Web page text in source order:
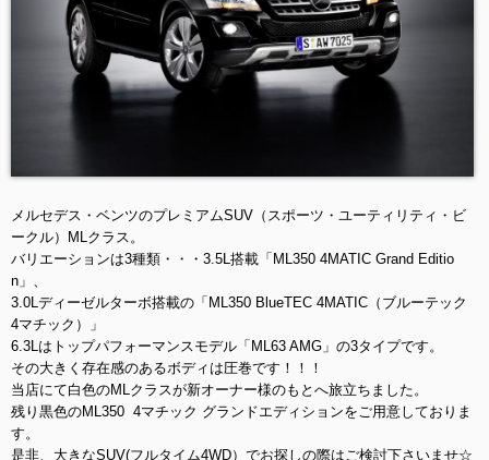
メルセデス・ベンツのプレミアムSUV（スポーツ・ユーティリティ・ビ
ークル）MLクラス。
バリエーションは3種類・・・3.5L搭載「ML350 4MATIC Grand Editio
n」、
3.0Lディーゼルターボ搭載の「ML350 BlueTEC 4MATIC（ブルーテック
4マチック）」
6.3Lはトップパフォーマンスモデル「ML63 AMG」の3タイプです。
その大きく存在感のあるボディは圧巻です！！！
当店にて白色のMLクラスが新オーナー様のもとへ旅立ちました。
残り黒色のML350 4マチック グランドエディションをご用意しておりま
す。
是非、大きなSUV(フルタイム4WD）でお探しの際はご検討下さいませ☆